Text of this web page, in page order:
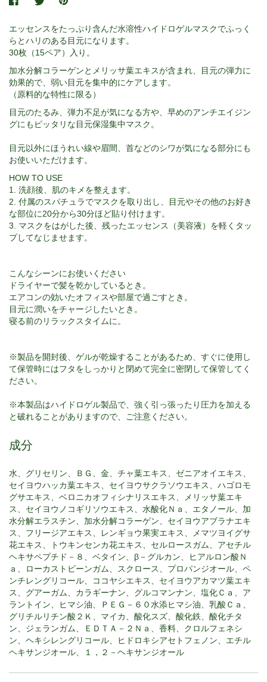
エッセンスをたっぷり含んだ水溶性ハイドロゲルマスクでふっく
らとハリのある目元になります。
30枚（15ペア）入り。
加水分解コラーゲンとメリッサ葉エキスが含まれ、目元の弾力に
効果的で、弱い目元を集中的にケアします。
（原料的な特性に限る）
目元のたるみ、弾力不足が気になる方や、早めのアンチエイジン
グにもピッタリな目元保湿集中マスク。
目元以外にほうれい線や眉間、首などのシワが気になる部分にも
お使いいただけます。
HOW TO USE
1. 洗顔後、肌のキメを整えます。
2. 付属のスパチュラでマスクを取り出し、目元やその他のお好き
な部位に20分から30分ほど貼り付けます。
3. マスクをはがした後、残ったエッセンス（美容液）を軽くタッ
プしてなじませます。
こんなシーンにお使いください
ドライヤーで髪を乾かしているとき。
エアコンの効いたオフィスや部屋で過ごすとき。
目元に潤いをチャージしたいとき。
寝る前のリラックスタイムに。
※製品を開封後、ゲルが乾燥することがあるため、すぐに使用し
て保管時にはフタをしっかりと閉めて完全に密閉して保管してく
ださい。
※本製品はハイドロゲル製品で、強く引っ張ったり圧力を加える
と破れることがありますので、ご注意ください。
成分
水、グリセリン、ＢＧ、金、チャ葉エキス、ゼニアオイエキス、
セイヨウハッカ葉エキス、セイヨウサクラソウエキス、ハゴロモ
グサエキス、ベロニカオフィシナリスエキス、メリッサ葉エキ
ス、セイヨウノコギリソウエキス、水酸化Ｎａ、エタノール、加
水分解エラスチン、加水分解コラーゲン、セイヨウアブラナエキ
ス、フリージアエキス、レンギョウ果実エキス、メマツヨイグサ
花エキス、トウキンセンカ花エキス、セルロースガム、アセチル
ヘキサペプチド－８、ベタイン、β－グルカン、ヒアルロン酸Ｎ
ａ、ローカストビーンガム、スクロース、プロパンジオール、ペ
ンチレングリコール、ココヤシエキス、セイヨウアカマツ葉エキ
ス、グアーガム、カラギーナン、グルコマンナン、塩化Ｃａ、ア
ラントイン、ヒマシ油、ＰＥＧ－６０水添ヒマシ油、乳酸Ｃａ、
グリチルリチン酸２Ｋ、マイカ、酸化スズ、酸化鉄、酸化チタ
ン、ジェランガム、ＥＤＴＡ－２Ｎａ、香料、クロルフェネシ
ン、ヘキシレングリコール、ヒドロキシアセトフェノン、エチル
ヘキサンジオール、１，２－ヘキサンジオール